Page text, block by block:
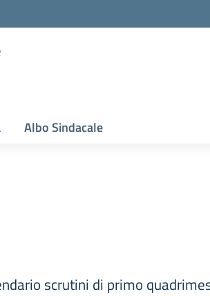
Albo Sindacale
scrutini di primo